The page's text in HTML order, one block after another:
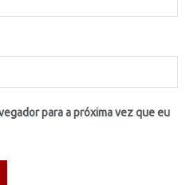
para a próxima vez que eu